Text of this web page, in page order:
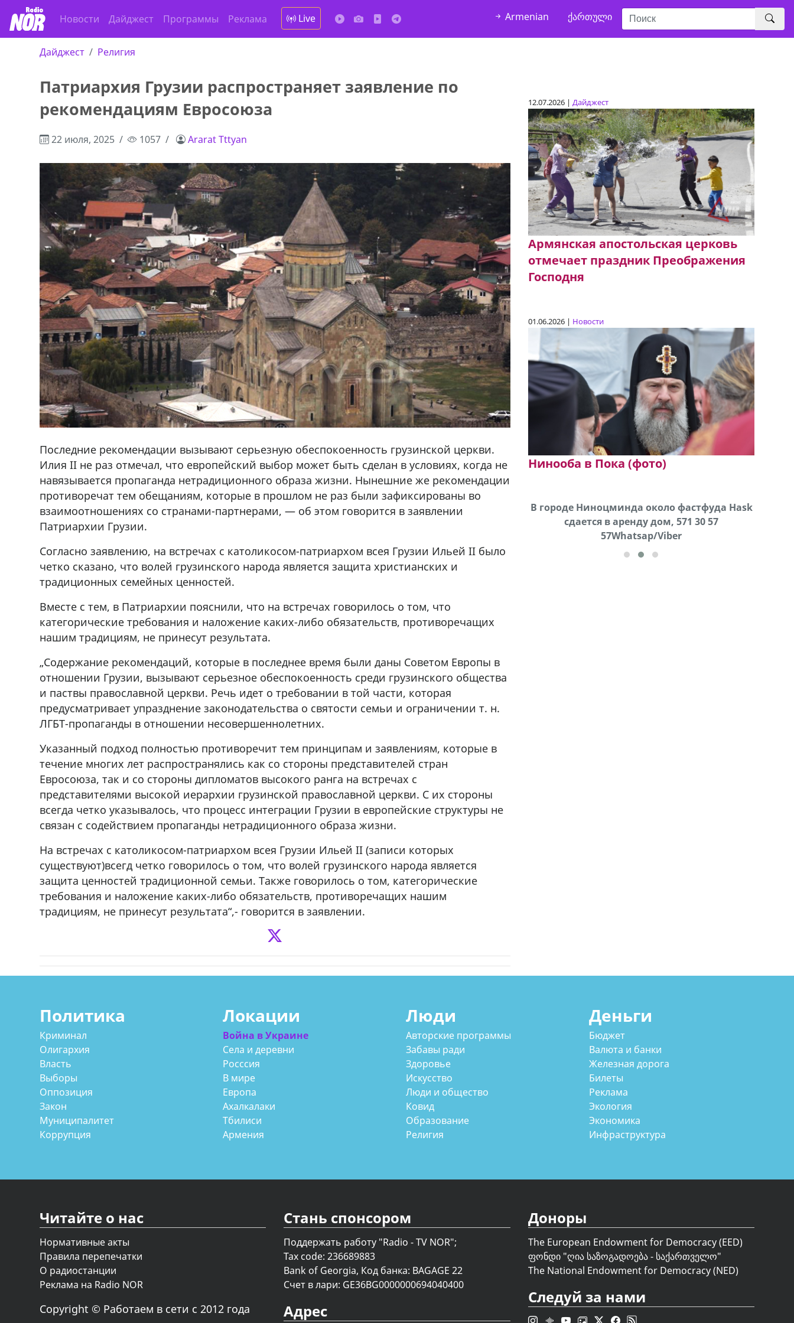
Новости Дайджест Программы Реклама Live Armenian ქართული
Дайджест Религия
Патриархия Грузии распространяет заявление по
рекомендациям Евросоюза
22 июля, 2025 1057 Ararat Tttyan
Последние рекомендации вызывают серьезную обеспокоенность грузинской церкви.
Илия II не раз отмечал, что европейский выбор может быть сделан в условиях, когда не
навязывается пропаганда нетрадиционного образа жизни. Нынешние же рекомендации
противоречат тем обещаниям, которые в прошлом не раз были зафиксированы во
взаимоотношениях со странами-партнерами, — об этом говорится в заявлении
Патриархии Грузии.
Согласно заявлению, на встречах с католикосом-патриархом всея Грузии Ильей II было
четко сказано, что волей грузинского народа является защита христианских и
традиционных семейных ценностей.
Вместе с тем, в Патриархии пояснили, что на встречах говорилось о том, что
категорические требования и наложение каких-либо обязательств, противоречащих
нашим традициям, не принесут результата.
„Содержание рекомендаций, которые в последнее время были даны Советом Европы в
отношении Грузии, вызывают серьезное обеспокоенность среди грузинского общества
и паствы православной церкви. Речь идет о требовании в той части, которая
предусматривает упразднение законодательства о святости семьи и ограничении т. н.
ЛГБТ-пропаганды в отношении несовершеннолетних.
Указанный подход полностью противоречит тем принципам и заявлениям, которые в
течение многих лет распространялись как со стороны представителей стран
Евросоюза, так и со стороны дипломатов высокого ранга на встречах с
представителями высокой иерархии грузинской православной церкви. С их стороны
всегда четко указывалось, что процесс интеграции Грузии в европейские структуры не
связан с содействием пропаганды нетрадиционного образа жизни.
На встречах с католикосом-патриархом всея Грузии Ильей II (записи которых
существуют)всегд четко говорилось о том, что волей грузинского народа является
защита ценностей традиционной семьи. Также говорилось о том, категорические
требования и наложение каких-либо обязательств, противоречащих нашим
традициям, не принесут результата“,- говорится в заявлении.
12.07.2026 | Дайджест
Армянская апостольская церковь
отмечает праздник Преображения
Господня
01.06.2026 | Новости
Нинооба в Пока (фото)
30 57
Продается соль оптом и в розницу в
мешках, 500 22 47 42
В городе Ниноцминда около фастфуда Hask
cдается в аренду дом, 571 30 57
57Whatsap/Viber
Продается машина марки Prado,571 30 57
57Whatsap/Viber
Политика
Криминал
Олигархия
Власть
Выборы
Оппозиция
Закон
Муниципалитет
Коррупция
Локации
Война в Украине
Села и деревни
Росссия
В мире
Европа
Ахалкалаки
Тбилиси
Армения
Люди
Авторские программы
Забавы ради
Здоровье
Искусство
Люди и общество
Ковид
Образование
Религия
Деньги
Бюджет
Валюта и банки
Железная дорога
Билеты
Реклама
Экология
Экономика
Инфраструктура
Читайте о нас
Нормативные акты
Правила перепечатки
О радиостанции
Реклама на Radio NOR
Copyright © Работаем в сети с 2012 года
Стань спонсором
Поддержать работу "Radio - TV NOR";
Tax code: 236689883
Bank of Georgia, Код банка: BAGAGE 22
Счет в лари: GE36BG0000000694040400
Адрес
Доноры
The European Endowment for Democracy (EED)
ფონდი "ღია საზოგადოება - საქართველო"
The National Endowment for Democracy (NED)
Следуй за нами